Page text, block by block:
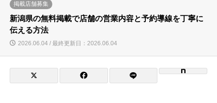
掲載店舗募集
新潟県の無料掲載で店舗の営業内容と予約導線を丁寧に
伝える方法
2026.06.04 / 最終更新日：2026.06.04